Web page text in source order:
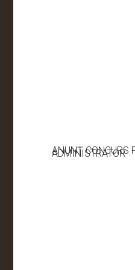
ANUNŢ CONCURS
ADMINISTRATOR